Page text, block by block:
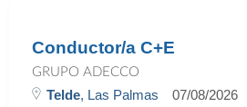
Conductor/a C+E
GRUPO ADECCO
Telde, Las Palmas 07/08/2026